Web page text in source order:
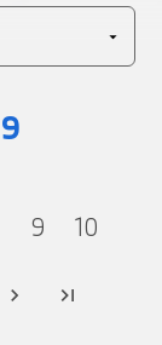
9 10
chevron_right last_page